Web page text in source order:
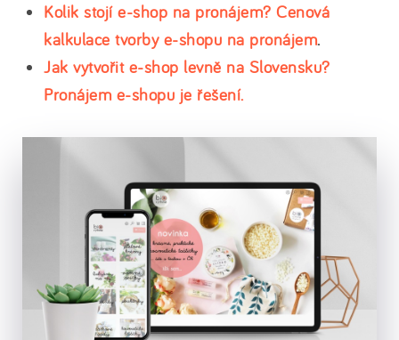
Kolik stojí e-shop na pronájem? Cenová
kalkulace tvorby e-shopu na pronájem.
Jak vytvořit e-shop levně na Slovensku?
Pronájem e-shopu je řešení.